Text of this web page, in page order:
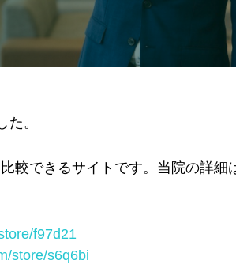
た。
較できるサイトです。当院の詳
f97d21
store/s6q6bi